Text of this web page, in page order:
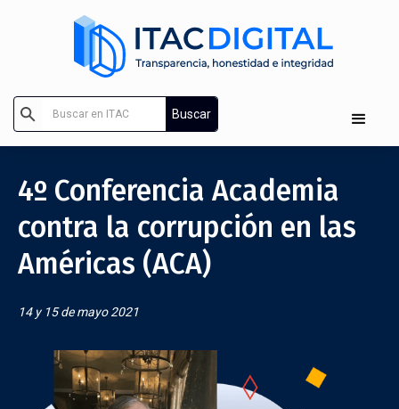
4º Conferencia Academia
contra la corrupción en las
Américas (ACA)
14 y 15 de mayo 2021